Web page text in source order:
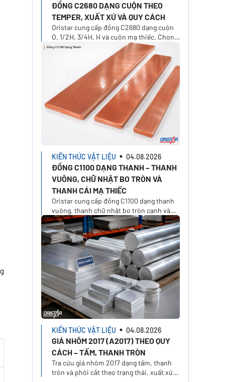
ĐỒNG C2680 DẠNG CUỘN THEO
TEMPER, XUẤT XỨ VÀ QUY CÁCH
Oristar cung cấp đồng C2680 dạng cuộn
O, 1/2H, 3/4H, H và cuộn mạ thiếc. Chọn
xuất xứ, độ dày, khổ rộng, khối lượng và
KIẾN THỨC VẬT LIỆU 04.08.2026
ĐỒNG C1100 DẠNG THANH – THANH
VUÔNG, CHỮ NHẬT BO TRÒN VÀ
THANH CÁI MẠ THIẾC
Oristar cung cấp đồng C1100 dạng thanh
vuông, thanh chữ nhật bo tròn cạnh và
thanh cái mạ thiếc 1/2H. Chọn xuất xứ,
kích thước và yêu cầu báo giá trên Oristar
Plus
KIẾN THỨC VẬT LIỆU 04.08.2026
GIÁ NHÔM 2017 (A2017) THEO QUY
CÁCH – TẤM, THANH TRÒN
Tra cứu giá nhôm 2017 dạng tấm, thanh
tròn và phôi cắt theo trạng thái, xuất xứ,